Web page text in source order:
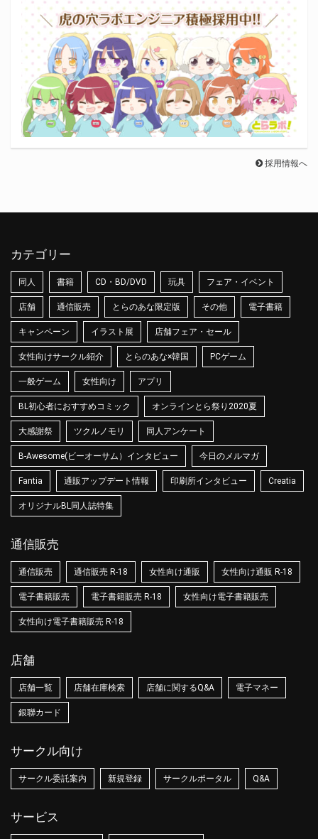
採用情報へ
カテゴリー
同人 書籍 CD・BD/DVD 玩具 フェア・イベント
店舗 通信販売 とらのあな限定版 その他 電子書籍
キャンペーン イラスト展 店舗フェア・セール
女性向けサークル紹介 とらのあな×韓国 PCゲーム
一般ゲーム 女性向け アプリ
BL初心者におすすめコミック オンラインとら祭り2020夏
大感謝祭 ツクルノモリ 同人アンケート
B-Awesome(ビーオーサム）インタビュー 今日のメルマガ
Fantia 通販アップデート情報 印刷所インタビュー Creatia
オリジナルBL同人誌特集
通信販売
通信販売 通信販売 R-18 女性向け通販 女性向け通販 R-18
電子書籍販売 電子書籍販売 R-18 女性向け電子書籍販売
女性向け電子書籍販売 R-18
店舗
店舗一覧 店舗在庫検索 店舗に関するQ&A 電子マネー
銀聯カード
サークル向け
サークル委託案内 新規登録 サークルポータル Q&A
サービス